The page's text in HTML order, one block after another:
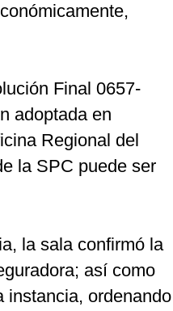
Final 0657-
adoptada en
Regional del
la SPC puede ser
la sala confirmó la
así como
instancia, ordenando